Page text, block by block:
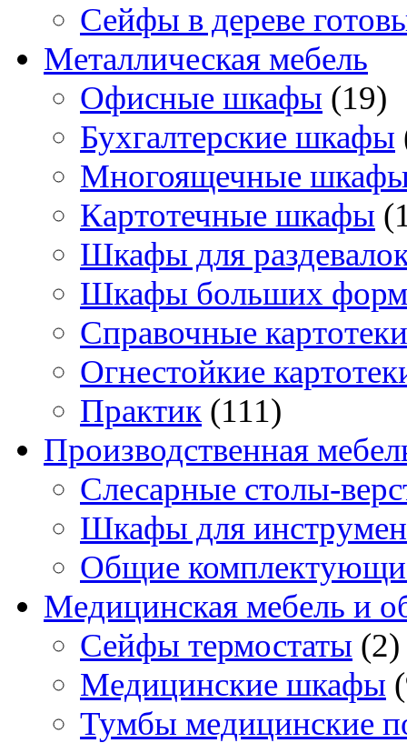
Сейфы в дереве
Металлическая мебель
Офисные шкафы (19)
Бухгалтерские шкафы
Многоящечные
Картотечные шкафы
Шкафы для
Шкафы больших
Справочные картотеки
Огнестойкие
Практик (111)
Производственная
Слесарные столы-
Шкафы для
Общие
Медицинская мебель и
Сейфы термостаты (2)
Медицинские шкафы
Тумбы медицинские